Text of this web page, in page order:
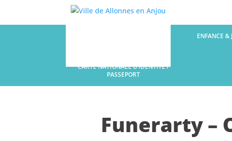
ENFANCE &
CARTE NATIONALE D’IDENTITÉ /
PASSEPORT
Funerarty –